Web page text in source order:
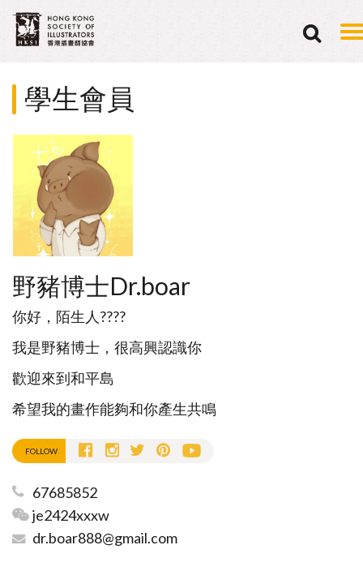
學生會員
野豬博士Dr.boar
你好，陌生人????
我是野豬博士，很高興認識你
歡迎來到和平島
希望我的畫作能夠和你產生共鳴
FOLLOW
67685852
je2424xxxw
dr.boar888@gmail.com